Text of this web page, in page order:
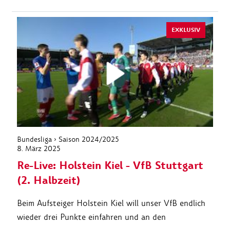
EXKLUSIV
Bundesliga › Saison 2024/2025
8. März 2025
Re-Live: Holstein Kiel - VfB Stuttgart
(2. Halbzeit)
Beim Aufsteiger Holstein Kiel will unser VfB endlich
wieder drei Punkte einfahren und an den